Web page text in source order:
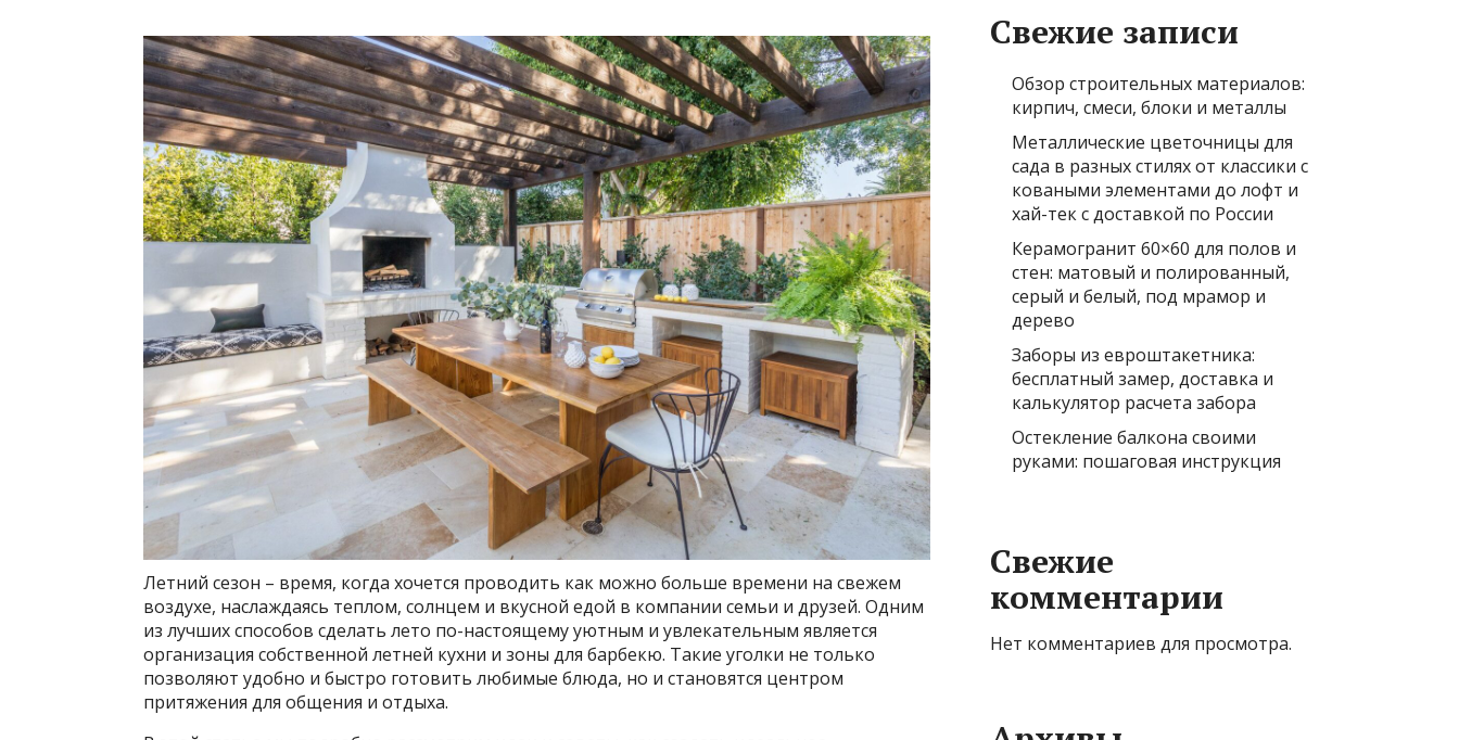
Летний сезон – время, когда хочется проводить как можно больше времени на свежем
воздухе, наслаждаясь теплом, солнцем и вкусной едой в компании семьи и друзей. Одним
из лучших способов сделать лето по-настоящему уютным и увлекательным является
организация собственной летней кухни и зоны для барбекю. Такие уголки не только
позволяют удобно и быстро готовить любимые блюда, но и становятся центром
притяжения для общения и отдыха.
Свежие записи
Обзор строительных материалов:
кирпич, смеси, блоки и металлы
Металлические цветочницы для
сада в разных стилях от классики с
коваными элементами до лофт и
хай-тек с доставкой по России
Керамогранит 60×60 для полов и
стен: матовый и полированный,
серый и белый, под мрамор и
дерево
Заборы из евроштакетника:
бесплатный замер, доставка и
калькулятор расчета забора
Остекление балкона своими
руками: пошаговая инструкция
Свежие
комментарии
Нет комментариев для просмотра.